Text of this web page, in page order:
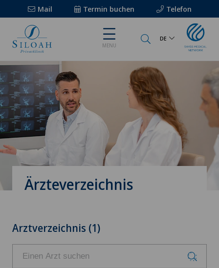
Mail Termin buchen Telefon
MENU
DE
Ärzteverzeichnis
Arztverzeichnis (1)